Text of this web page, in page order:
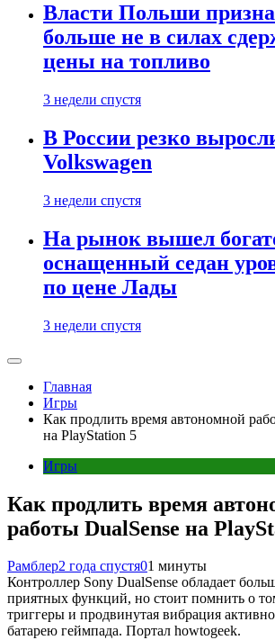
Власти Польши
больше не в силах
цены на топливо
3 недели спустя
В России резко
Volkswagen
3 недели спустя
На рынок вышел
оснащенный седан
по цене Лады
3 недели спустя
Главная
Игры
Как продлить время автономной
на PlayStation 5
Игры
Как продлить время
работы DualSense на
Рамблер2 года спустя01 минуты
Контроллер Sony DualSense обладает
приятных функций, но стоит помнить о
триггеры и продвинутая вибрация
батарею геймпада. Портал howtogeek.